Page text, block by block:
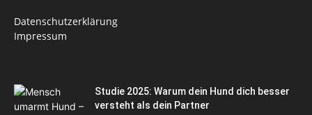
Datenschutzerklärung
Impressum
Studie 2025: Warum dein Hund dich besser
versteht als dein Partner